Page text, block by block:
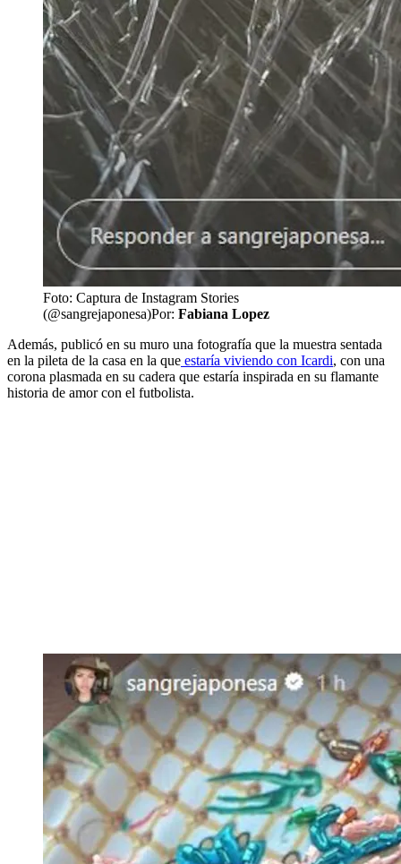
Foto: Captura de Instagram Stories
(@sangrejaponesa)Por: Fabiana Lopez
Además, publicó en su muro una fotografía que la muestra sentada
en la pileta de la casa en la que estaría viviendo con Icardi, con una
corona plasmada en su cadera que estaría inspirada en su flamante
historia de amor con el futbolista.